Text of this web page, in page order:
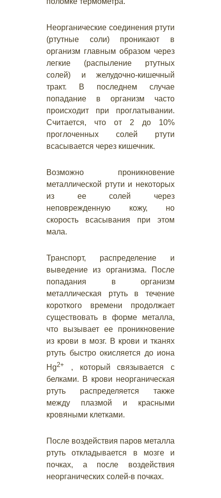
Неорганические соединения ртути
(ртутные соли) проникают в
организм главным образом через
легкие (распыление ртутных
солей) и желудочно-кишечный
тракт. В последнем случае
попадание в организм часто
происходит при проглатывании.
Считается, что от 2 до 10%
проглоченных солей ртути
всасывается через кишечник.
Возможно проникновение
металлической ртути и некоторых
из ее солей через
неповрежденную кожу, но
скорость всасывания при этом
мала.
Транспорт, распределение и
выведение из организма. После
попадания в организм
металлическая ртуть в течение
короткого времени продолжает
существовать в форме металла,
что вызывает ее проникновение
из крови в мозг. В крови и тканях
ртуть быстро окисляется до иона
Hg2+
, который связывается с
белками. В крови неорганическая
ртуть распределяется также
между плазмой и красными
кровяными клетками.
После воздействия паров металла
ртуть откладывается в мозге и
почках, а после воздействия
неорганических солей-в почках.